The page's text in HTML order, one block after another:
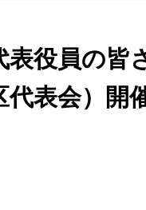
表役員の皆
代表会）開